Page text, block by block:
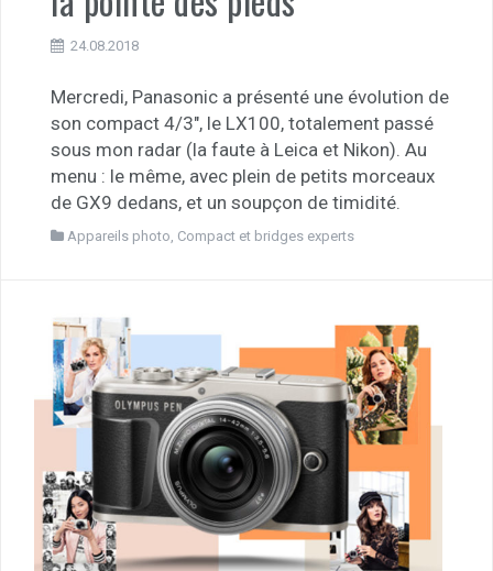
24.08.2018
Mercredi, Panasonic a présenté une évolution de
son compact 4/3″, le LX100, totalement passé
sous mon radar (la faute à Leica et Nikon). Au
menu : le même, avec plein de petits morceaux
de GX9 dedans, et un soupçon de timidité.
Appareils photo, Compact et bridges experts